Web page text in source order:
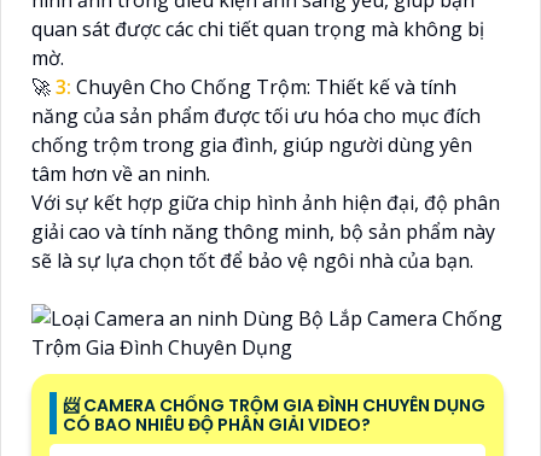
quan sát được các chi tiết quan trọng mà không bị
mờ.
🚀3: Chuyên Cho Chống Trộm: Thiết kế và tính
năng của sản phẩm được tối ưu hóa cho mục đích
chống trộm trong gia đình, giúp người dùng yên
tâm hơn về an ninh.
Với sự kết hợp giữa chip hình ảnh hiện đại, độ phân
giải cao và tính năng thông minh, bộ sản phẩm này
sẽ là sự lựa chọn tốt để bảo vệ ngôi nhà của bạn.
📨 CAMERA CHỐNG TRỘM GIA ĐÌNH CHUYÊN DỤNG
CÓ BAO NHIÊU ĐỘ PHÂN GIẢI VIDEO?